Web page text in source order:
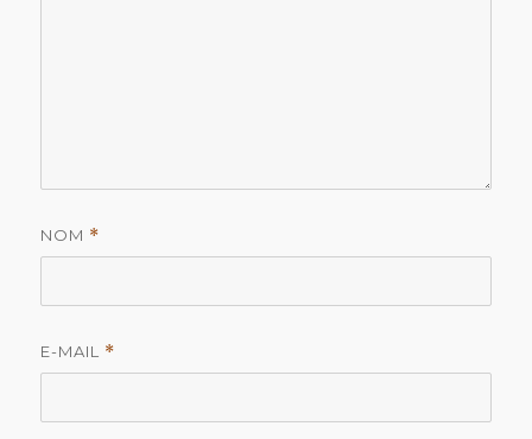
NOM *
E-MAIL *